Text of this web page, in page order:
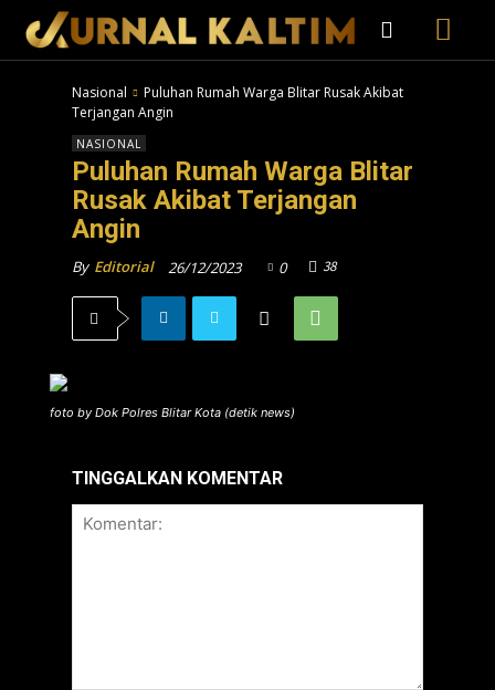
Nasional
Puluhan Rumah Warga Blitar Rusak Akibat
Terjangan Angin
NASIONAL
Puluhan Rumah Warga Blitar
Rusak Akibat Terjangan
Angin
By Editorial 26/12/2023 0 38
foto by Dok Polres Blitar Kota (detik news)
TINGGALKAN KOMENTAR